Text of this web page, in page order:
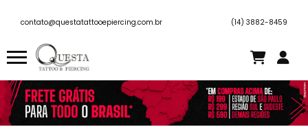
contato@questatattooepiercing.com.br (14) 3882-8459